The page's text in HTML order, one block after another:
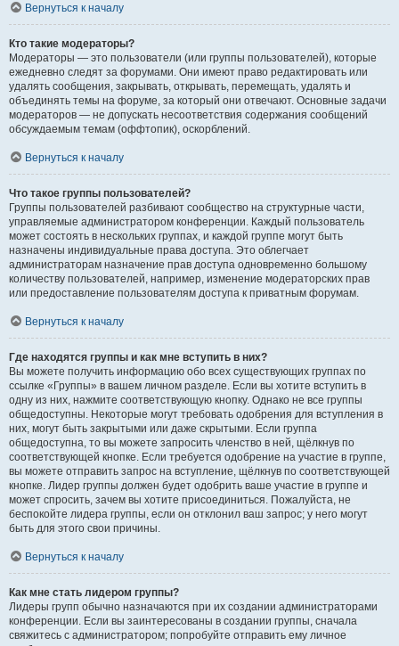
Вернуться к началу
Кто такие модераторы?
Модераторы — это пользователи (или группы пользователей), которые
ежедневно следят за форумами. Они имеют право редактировать или
удалять сообщения, закрывать, открывать, перемещать, удалять и
объединять темы на форуме, за который они отвечают. Основные задачи
модераторов — не допускать несоответствия содержания сообщений
обсуждаемым темам (оффтопик), оскорблений.
Вернуться к началу
Что такое группы пользователей?
Группы пользователей разбивают сообщество на структурные части,
управляемые администратором конференции. Каждый пользователь
может состоять в нескольких группах, и каждой группе могут быть
назначены индивидуальные права доступа. Это облегчает
администраторам назначение прав доступа одновременно большому
количеству пользователей, например, изменение модераторских прав
или предоставление пользователям доступа к приватным форумам.
Вернуться к началу
Где находятся группы и как мне вступить в них?
Вы можете получить информацию обо всех существующих группах по
ссылке «Группы» в вашем личном разделе. Если вы хотите вступить в
одну из них, нажмите соответствующую кнопку. Однако не все группы
общедоступны. Некоторые могут требовать одобрения для вступления в
них, могут быть закрытыми или даже скрытыми. Если группа
общедоступна, то вы можете запросить членство в ней, щёлкнув по
соответствующей кнопке. Если требуется одобрение на участие в группе,
вы можете отправить запрос на вступление, щёлкнув по соответствующей
кнопке. Лидер группы должен будет одобрить ваше участие в группе и
может спросить, зачем вы хотите присоединиться. Пожалуйста, не
беспокойте лидера группы, если он отклонил ваш запрос; у него могут
быть для этого свои причины.
Вернуться к началу
Как мне стать лидером группы?
Лидеры групп обычно назначаются при их создании администраторами
конференции. Если вы заинтересованы в создании группы, сначала
свяжитесь с администратором; попробуйте отправить ему личное